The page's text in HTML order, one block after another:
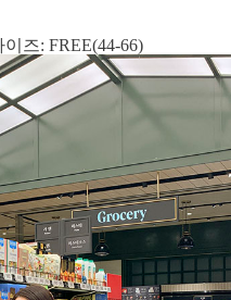
즈: FREE(44-66)